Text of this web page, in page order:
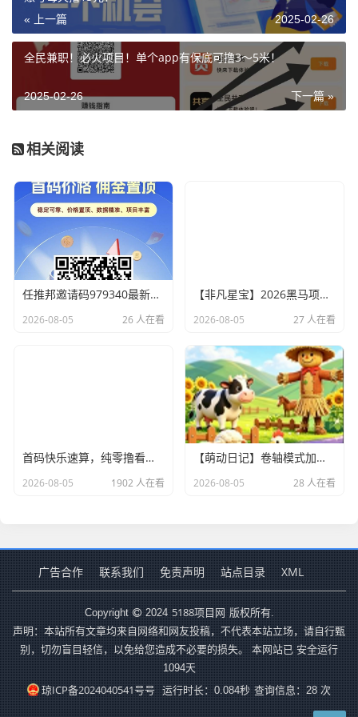
« 上一篇 2025-02-26
全民兼职！必火项目！单个app有保底可撸3～5米！
下一篇 »
2025-02-26
相关阅读
任推邦邀请码979340最新上线，全新首码，网盘拉新单价高！
2026-08-05 26 人在看
【非凡星宝】2026黑马项目，平台首发！ 注册即享三重好礼，注册赠激活码
2026-08-05 27 人在看
首码快乐速算，纯零撸看广告，苹果安卓双端，无线撸
2026-08-05 1902 人在看
【萌动日记】卷轴模式加速释放卷，零撸操作简单，每天7个广告
2026-08-05 28 人在看
广告合作 联系我们 免责声明 站点目录 XML
Copyright 2024 5188项目网 版权所有.
声明：本站所有文章均来自网络和网友投稿，不代表本站立场，请自行甄
别，切勿盲目轻信，以免给您造成不必要的损失。 本网站已 安全运行
1094天
琼ICP备2024040541号号 运行时长：0.084秒 查询信息：28 次